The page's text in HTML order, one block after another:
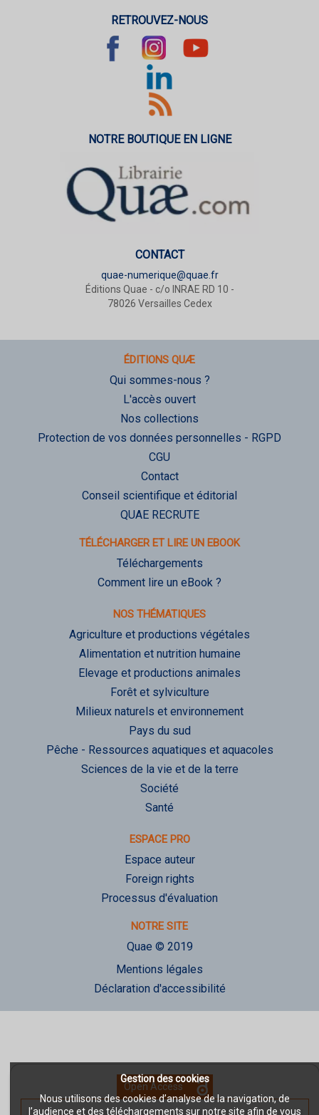
Gestion des cookies
Nous utilisons des cookies d’analyse de la navigation, de
l’audience et des téléchargements sur notre site afin de vous
Open Access
RETROUVEZ-NOUS
NOTRE BOUTIQUE EN LIGNE
CONTACT
quae-numerique@quae.fr
Éditions Quae - c/o INRAE RD 10 -
78026 Versailles Cedex
ÉDITIONS QUÆ
Qui sommes-nous ?
L'accès ouvert
Nos collections
Protection de vos données personnelles - RGPD
CGU
Contact
Conseil scientifique et éditorial
QUAE RECRUTE
TÉLÉCHARGER ET LIRE UN EBOOK
Téléchargements
Comment lire un eBook ?
NOS THÉMATIQUES
Agriculture et productions végétales
Alimentation et nutrition humaine
Elevage et productions animales
Forêt et sylviculture
Milieux naturels et environnement
Pays du sud
Pêche - Ressources aquatiques et aquacoles
Sciences de la vie et de la terre
Société
Santé
ESPACE PRO
Espace auteur
Foreign rights
Processus d'évaluation
NOTRE SITE
Quae © 2019
Mentions légales
Déclaration d'accessibilité